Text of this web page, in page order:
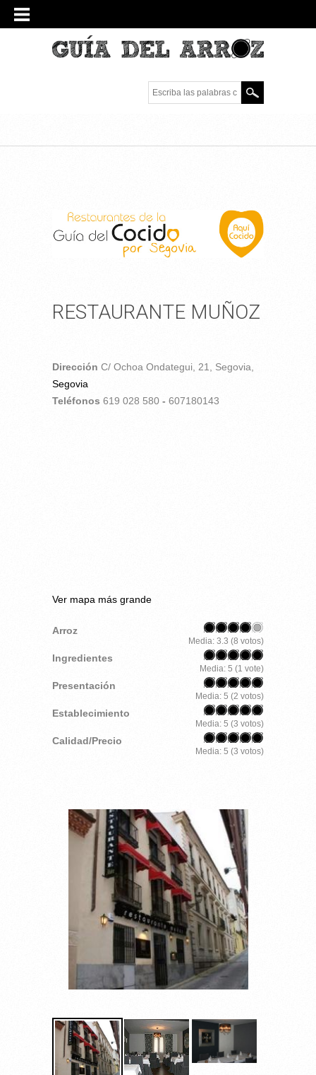
Escriba las palabras
clave.
RESTAURANTE MUÑOZ
Dirección C/ Ochoa Ondategui, 21, Segovia,
Segovia
Teléfonos 619 028 580 - 607180143
Ver mapa más grande
Arroz
Media: 3.3 (8 votos)
Ingredientes
Media: 5 (1 vote)
Presentación
Media: 5 (2 votos)
Establecimiento
Media: 5 (3 votos)
Calidad/Precio
Media: 5 (3 votos)